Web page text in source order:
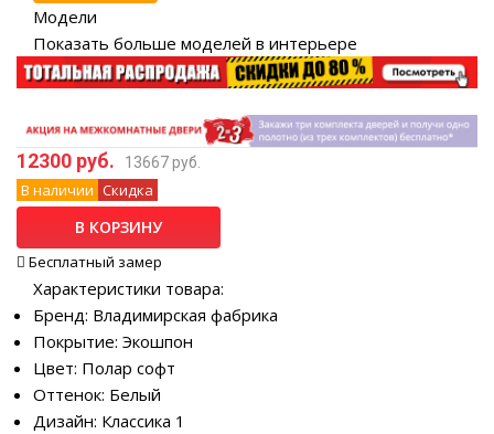
Модели
Показать больше моделей в интерьере
12300 руб. 13667 руб.
В наличии Скидка
В КОРЗИНУ
Бесплатный замер
Характеристики товара:
Бренд: Владимирская фабрика
Покрытие: Экошпон
Цвет: Полар софт
Оттенок: Белый
Дизайн: Классика 1